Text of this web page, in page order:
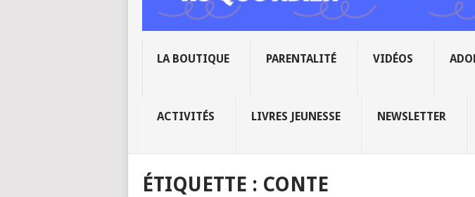
LA BOUTIQUE PARENTALITÉ VIDÉOS
ACTIVITÉS LIVRES JEUNESSE NEWSLETTER
ÉTIQUETTE : CONTE